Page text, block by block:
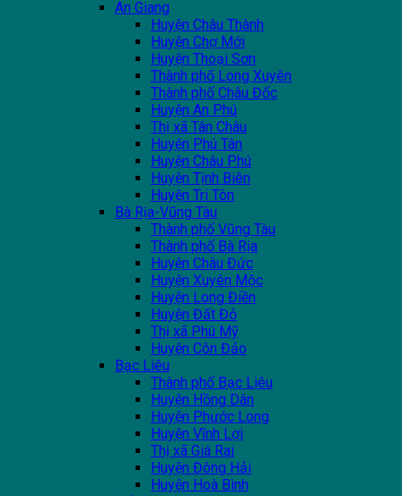
An Giang
Huyện Châu Thành
Huyện Chợ Mới
Huyện Thoại Sơn
Thành phố Long Xuyên
Thành phố Châu Đốc
Huyện An Phú
Thị xã Tân Châu
Huyện Phú Tân
Huyện Châu Phú
Huyện Tịnh Biên
Huyện Tri Tôn
Bà Rịa-Vũng Tàu
Thành phố Vũng Tàu
Thành phố Bà Rịa
Huyện Châu Đức
Huyện Xuyên Mộc
Huyện Long Điền
Huyện Đất Đỏ
Thị xã Phú Mỹ
Huyện Côn Đảo
Bạc Liêu
Thành phố Bạc Liêu
Huyện Hồng Dân
Huyện Phước Long
Huyện Vĩnh Lợi
Thị xã Giá Rai
Huyện Đông Hải
Huyện Hoà Bình